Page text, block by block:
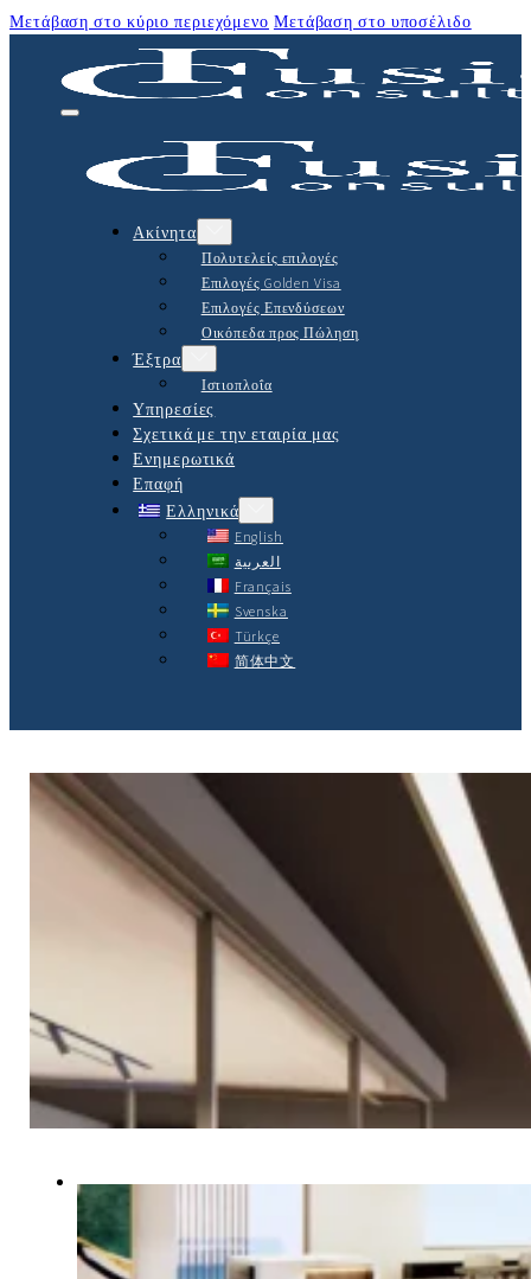
Μετάβαση στο κύριο περιεχόμενο Μετάβαση στο υποσέλιδο
Ακίνητα
Πολυτελείς επιλογές
Επιλογές Golden Visa
Επιλογές Επενδύσεων
Οικόπεδα προς Πώληση
Έξτρα
Ιστιοπλοΐα
Υπηρεσίες
Σχετικά με την εταιρία μας
Ενημερωτικά
Επαφή
Ελληνικά
English
العربية
Français
Svenska
Türkçe
简体中文